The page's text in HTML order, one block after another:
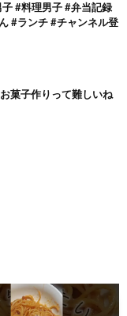
#料理男子 #弁当記録
#ランチ #チャンネル登
菓子作りって難しいね